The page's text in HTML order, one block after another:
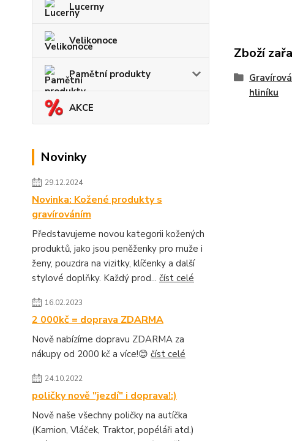
Lucerny
Velikonoce
Pamětní produkty
AKCE
Novinky
29.12.2024
Novinka: Kožené produkty s
gravírováním
Představujeme novou kategorii kožených
produktů, jako jsou peněženky pro muže i
ženy, pouzdra na vizitky, klíčenky a další
stylové doplňky. Každý prod... číst celé
16.02.2023
2 000kč = doprava ZDARMA
Nově nabízíme dopravu ZDARMA za
nákupy od 2000 kč a více!😊 číst celé
24.10.2022
poličky nově "jezdí" i doprava!:)
Nově naše všechny poličky na autíčka
(Kamion, Vláček, Traktor, popéláři atd.)
Zboží
hliníku